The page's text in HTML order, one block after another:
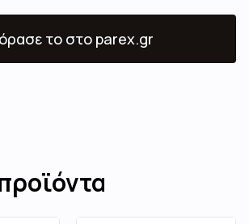
το στο parex.gr